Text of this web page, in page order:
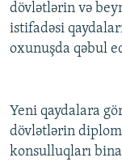
dövlətlərin və
istifadəsi
oxunuşda qəbul
Yeni qaydalara
dövlətlərin
konsulluqları